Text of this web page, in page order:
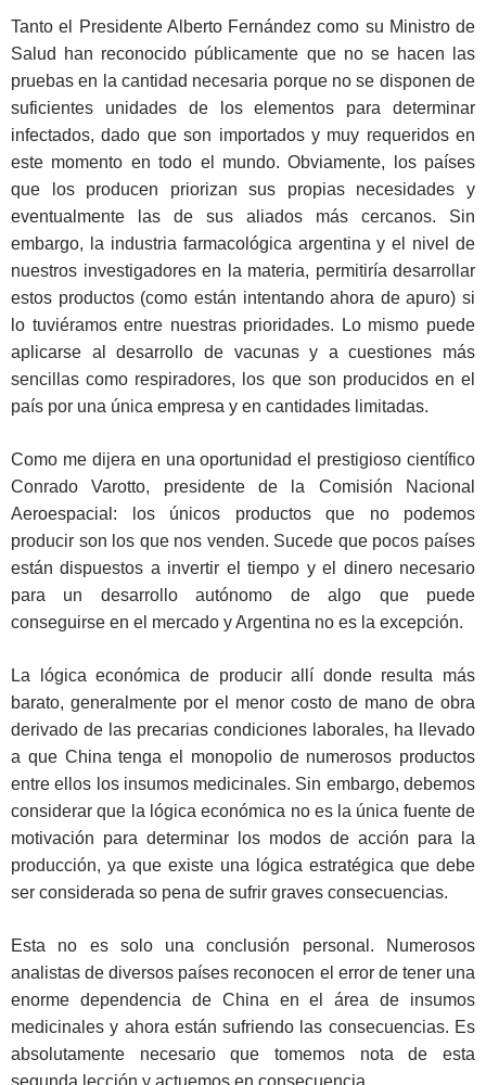
Tanto el Presidente Alberto Fernández como su Ministro de
Salud han reconocido públicamente que no se hacen las
pruebas en la cantidad necesaria porque no se disponen de
suficientes unidades de los elementos para determinar
infectados, dado que son importados y muy requeridos en
este momento en todo el mundo. Obviamente, los países
que los producen priorizan sus propias necesidades y
eventualmente las de sus aliados más cercanos. Sin
embargo, la industria farmacológica argentina y el nivel de
nuestros investigadores en la materia, permitiría desarrollar
estos productos (como están intentando ahora de apuro) si
lo tuviéramos entre nuestras prioridades. Lo mismo puede
aplicarse al desarrollo de vacunas y a cuestiones más
sencillas como respiradores, los que son producidos en el
país por una única empresa y en cantidades limitadas.
Como me dijera en una oportunidad el prestigioso científico
Conrado Varotto, presidente de la Comisión Nacional
Aeroespacial: los únicos productos que no podemos
producir son los que nos venden. Sucede que pocos países
están dispuestos a invertir el tiempo y el dinero necesario
para un desarrollo autónomo de algo que puede
conseguirse en el mercado y Argentina no es la excepción.
La lógica económica de producir allí donde resulta más
barato, generalmente por el menor costo de mano de obra
derivado de las precarias condiciones laborales, ha llevado
a que China tenga el monopolio de numerosos productos
entre ellos los insumos medicinales. Sin embargo, debemos
considerar que la lógica económica no es la única fuente de
motivación para determinar los modos de acción para la
producción, ya que existe una lógica estratégica que debe
ser considerada so pena de sufrir graves consecuencias.
Esta no es solo una conclusión personal. Numerosos
analistas de diversos países reconocen el error de tener una
enorme dependencia de China en el área de insumos
medicinales y ahora están sufriendo las consecuencias. Es
absolutamente necesario que tomemos nota de esta